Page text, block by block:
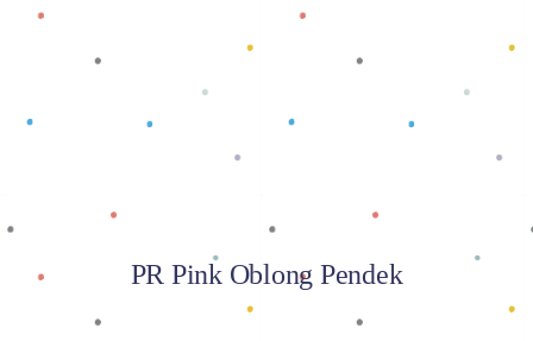
Baca selengkapnya
PR Pink Oblong Pendek